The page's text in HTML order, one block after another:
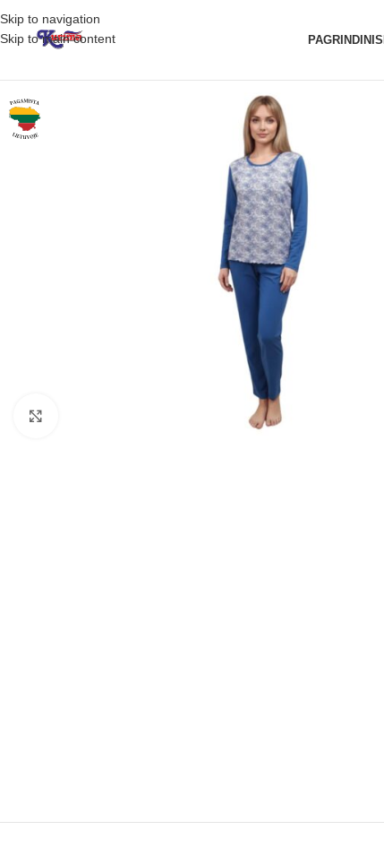
Skip to navigation
Skip to main content
PAGRINDINIS